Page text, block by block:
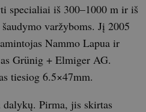
specialiai iš 300–1000 m ir iš
varžyboms. Jį 2005
Nammo Lapua ir
Grünig + Elmiger AG.
tiesiog 6.5×47mm.
Pirma, jis skirtas